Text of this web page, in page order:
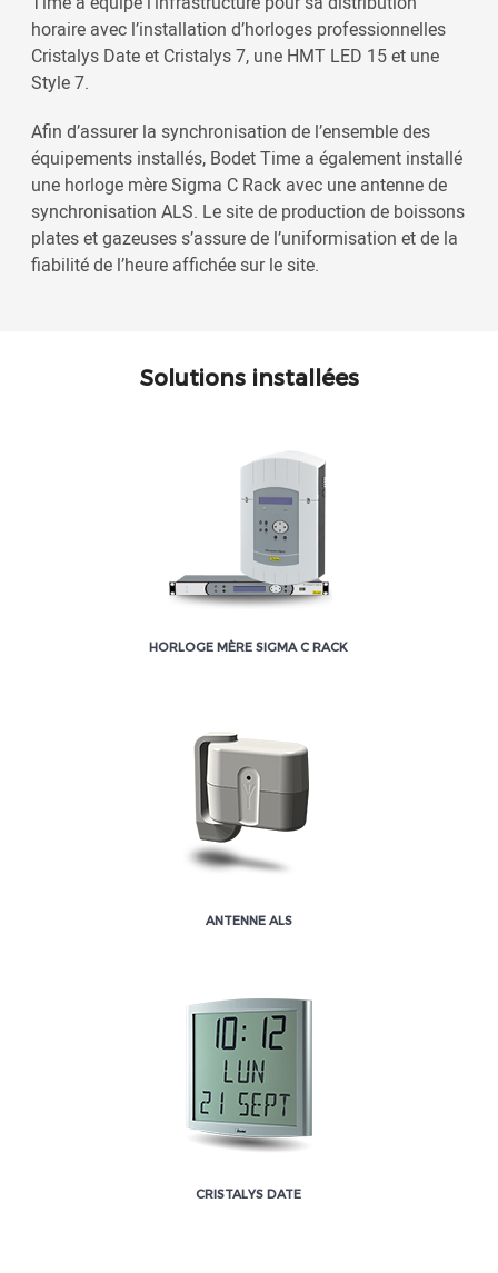
horaire avec l’installation d’horloges professionnelles
Cristalys Date et Cristalys 7, une HMT LED 15 et une
Style 7.
Afin d’assurer la synchronisation de l’ensemble des
équipements installés, Bodet Time a également installé
une horloge mère Sigma C Rack avec une antenne de
synchronisation ALS. Le site de production de boissons
plates et gazeuses s’assure de l’uniformisation et de la
fiabilité de l’heure affichée sur le site.
Solutions installées
HORLOGE MÈRE SIGMA C RACK
ANTENNE ALS
CRISTALYS DATE